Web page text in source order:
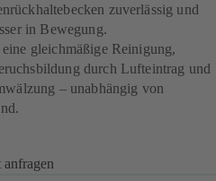
zuverlässig und
in Bewegung.
gleichmäßige Reinigung,
durch Lufteintrag und
– unabhängig von
anfragen